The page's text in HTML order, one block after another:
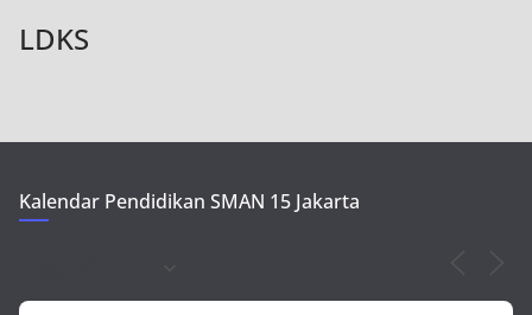
LDKS
Kalendar Pendidikan SMAN 15 Jakarta